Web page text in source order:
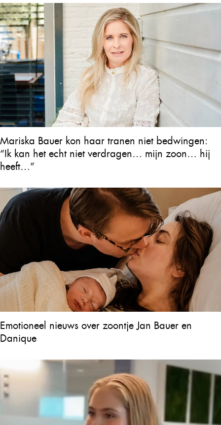
achterlaat
Mariska Bauer kon haar tranen niet bedwingen:
“Ik kan het echt niet verdragen… mijn zoon… hij
heeft…”
Emotioneel nieuws over zoontje Jan Bauer en
Danique